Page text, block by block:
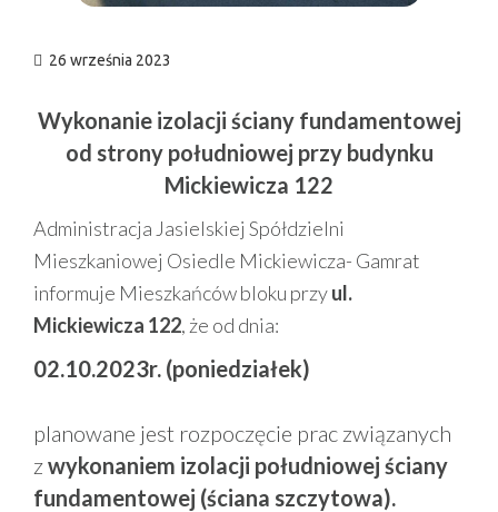
26 września 2023
Wykonanie izolacji ściany fundamentowej
od strony południowej przy budynku
Mickiewicza 122
Administracja Jasielskiej Spółdzielni
Mieszkaniowej Osiedle Mickiewicza- Gamrat
informuje Mieszkańców bloku przyul.
Mickiewicza 122, że od dnia:
02.10.2023r. (poniedziałek)
planowane jest rozpoczęcie prac związanych
zwykonaniem izolacji południowej ściany
fundamentowej (ściana szczytowa).